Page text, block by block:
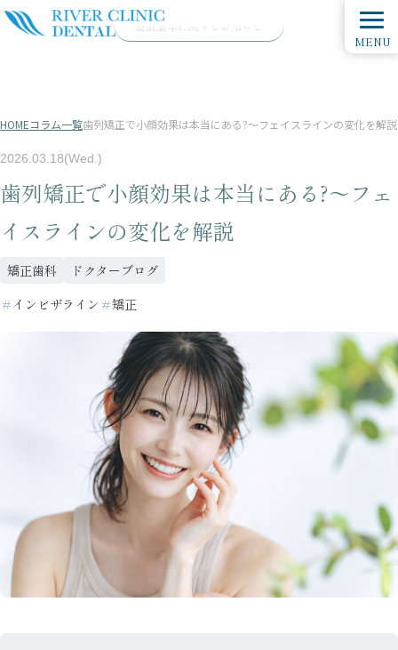
施設基準に関するお知らせ
HOMEコラム一覧歯列矯正で小顔効果は本当にある?〜フェイスラインの変化を解説
MENU
2026.03.18(Wed.)
歯列矯正で小顔効果は本当にある?〜フェ
イスラインの変化を解説
矯正歯科
ドクターブログ
＃ インビザライン ＃矯正